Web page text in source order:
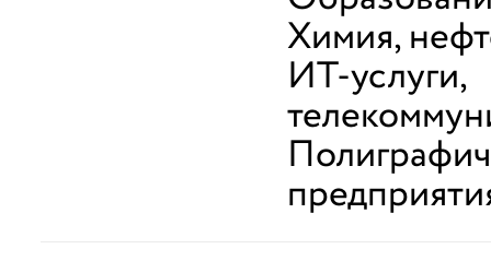
Химия,
ИТ-услуги,